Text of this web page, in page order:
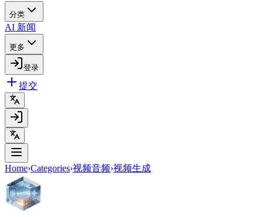
分类
AI 新闻
更多
登录
提交
Home›Categories›视频音频›视频生成